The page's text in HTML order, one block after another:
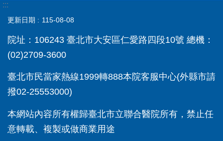
:::
更新日期 115-08-08
院址：106243 臺北市大安區仁愛路四段10號 總機：
(02)2709-3600
臺北市民當家熱線1999轉888本院客服中心(外縣市請
撥02-25553000)
本網站內容所有權歸臺北市立聯合醫院所有，禁止任
意轉載、複製或做商業用途